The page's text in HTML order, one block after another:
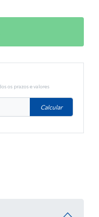
os prazos e valores
Calcular